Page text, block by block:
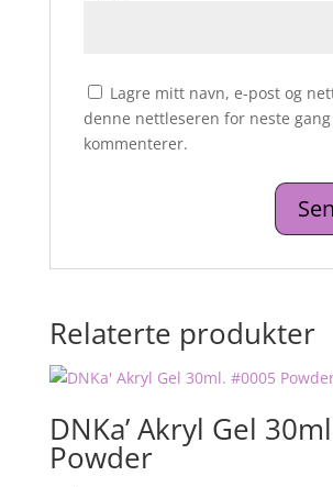
Lagre mitt navn, e-post og
denne nettleseren for neste
kommenterer.
Relaterte produkter
DNKa’ Akryl Gel
Powder